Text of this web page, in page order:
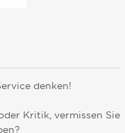
denken!
Kritik, vermissen Sie